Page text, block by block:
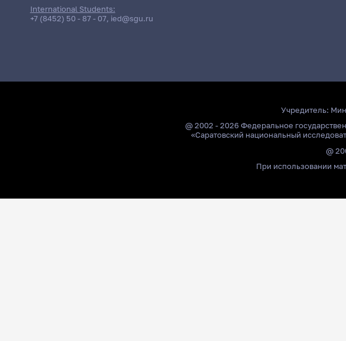
International Students:
+7 (8452) 50 - 87 - 07, ied@sgu.ru
Учредитель:
@ 2002 - 2026 Федеральное
«Саратовский национальный
@
При использовании